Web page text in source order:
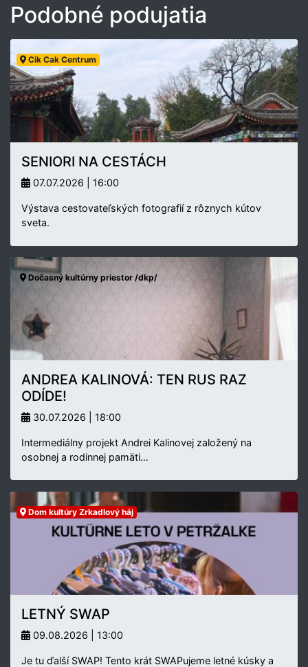
Podobné podujatia
Cik Cak Centrum
SENIORI NA CESTÁCH
07.07.2026 | 16:00
Výstava cestovateľských fotografií z rôznych kútov
sveta.
Dočasný kultúrny priestor /dkp/
ANDREA KALINOVÁ: TEN RUS RAZ
ODÍDE!
30.07.2026 | 18:00
Intermediálny projekt Andrei Kalinovej založený na
osobnej a rodinnej pamäti…
Dom kultúry Zrkadlový háj
LETNÝ SWAP
09.08.2026 | 13:00
Je tu ďalší SWAP! Tento krát SWAPujeme letné kúsky a